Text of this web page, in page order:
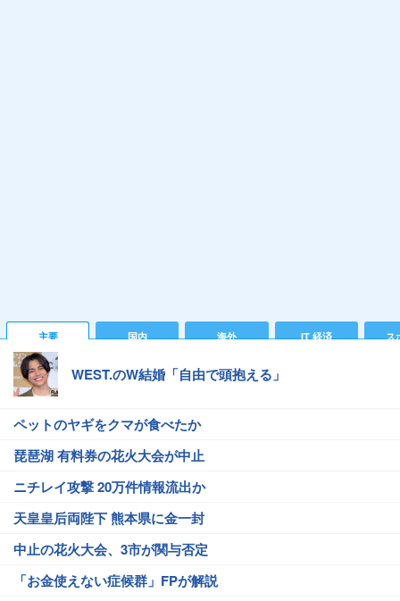
主要 国内 海外 IT 経済 ス
WEST.のW結婚「自由で頭抱える」
ペットのヤギをクマが食べたか
琵琶湖 有料券の花火大会が中止
ニチレイ攻撃 20万件情報流出か
天皇皇后両陛下 熊本県に金一封
中止の花火大会、3市が関与否定
「お金使えない症候群」FPが解説